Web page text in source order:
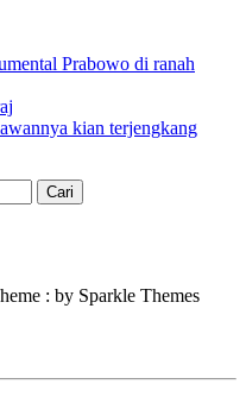
Prabowo di ranah
kian terjengkang
: by Sparkle Themes